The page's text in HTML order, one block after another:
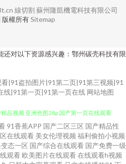
線切割 蘇州隆凱機電科技有限公司
版權所有Sitemap
还对以下资源感兴趣：鄂州碳壳科技有限
|91盗拍图片|91第二页|91第三视频|91
线|91第一页|91第一页在线 网站地图
精品 97在线资源站 日韩网址在线 AV狼人插
品视频 亚洲色图28p 国产第一页在线观看
91香蕉APP 国产二区三区 国产精品性
在线观看 美女伦理视频 福利偷拍小视频
态一区 国产综合在线观看 国产免费一级
观看 欧美图片在线观看在线观看h视频